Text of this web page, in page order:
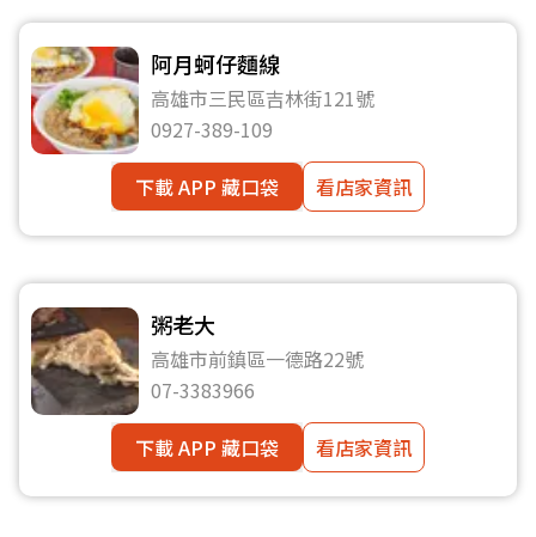
阿月蚵仔麵線
高雄市三民區吉林街121號
0927-389-109
下載 APP 藏口袋
看店家資訊
粥老大
高雄市前鎮區一德路22號
07-3383966
下載 APP 藏口袋
看店家資訊